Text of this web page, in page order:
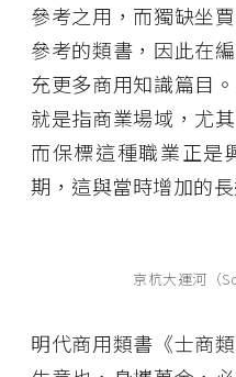
參考之用，而獨缺坐
參考的類書，因此在
充更多商用知識篇目
就是指商業場域，尤
而保標這種職業正是
期，這與當時增加的
京杭大運河（
明代商用類書《士商